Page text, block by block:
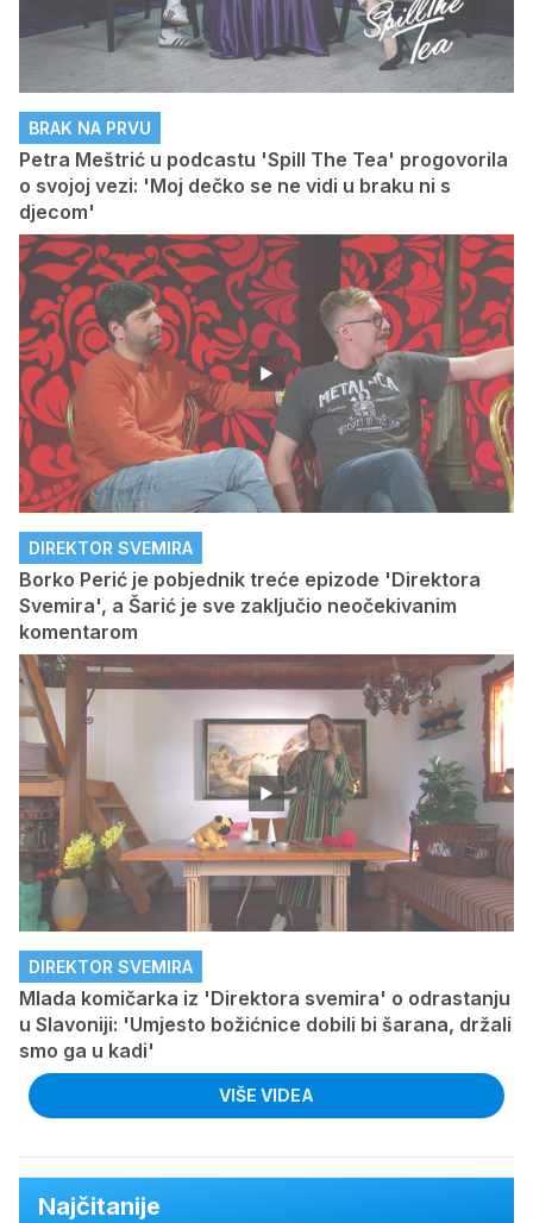
BRAK NA PRVU
Petra Meštrić u podcastu 'Spill The Tea' progovorila
o svojoj vezi: 'Moj dečko se ne vidi u braku ni s
djecom'
DIREKTOR SVEMIRA
Borko Perić je pobjednik treće epizode 'Direktora
Svemira', a Šarić je sve zaključio neočekivanim
komentarom
DIREKTOR SVEMIRA
Mlada komičarka iz 'Direktora svemira' o odrastanju
u Slavoniji: 'Umjesto božićnice dobili bi šarana, držali
smo ga u kadi'
VIŠE VIDEA
Najčitanije